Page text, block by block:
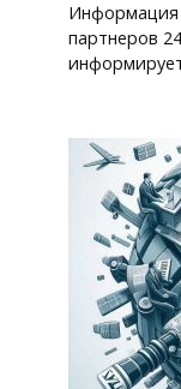
Информация
партнеров